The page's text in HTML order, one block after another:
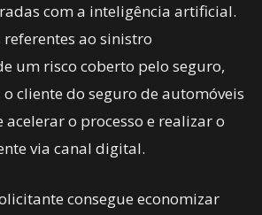
com a inteligência artificial.
ao sinistro
um risco coberto pelo seguro,
cliente do seguro de automóveis
acelerar o processo e realizar o
via canal digital.
consegue economizar